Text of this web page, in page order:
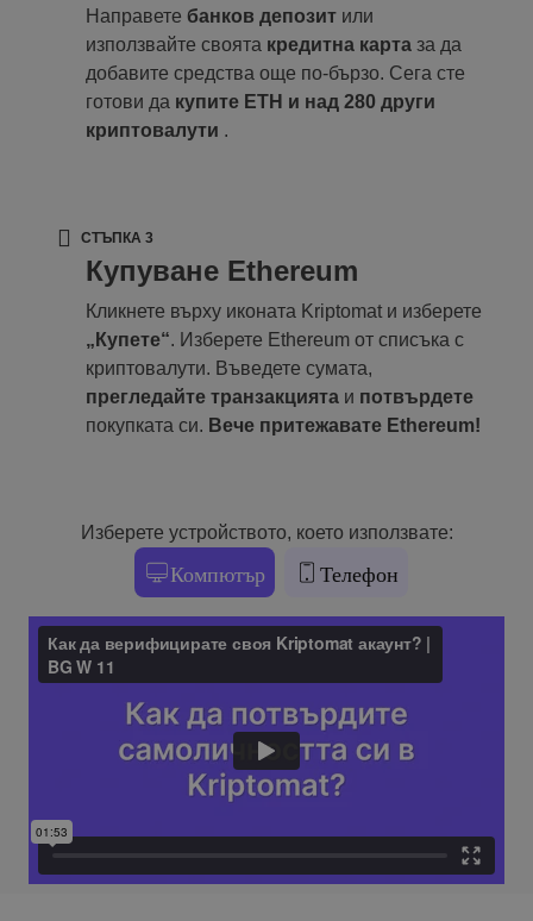
Направете банков депозит или
използвайте своята кредитна карта за да
добавите средства още по-бързо. Сега сте
готови да купите ETH и над 280 други
криптовалути .
СТЪПКА 3
Купуване Ethereum
Кликнете върху иконата Kriptomat и изберете
„Купете“. Изберете Ethereum от списъка с
криптовалути. Въведете сумата,
прегледайте транзакцията и потвърдете
покупката си. Вече притежавате Ethereum!
Изберете устройството, което използвате:
Компютър Телефон